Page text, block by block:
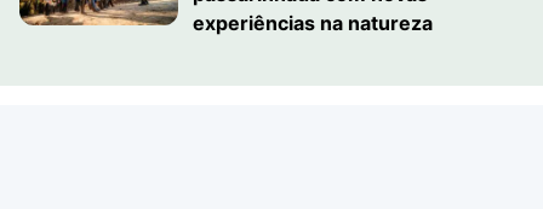
experiências na natureza